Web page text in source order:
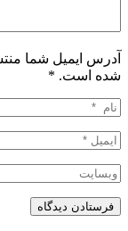
آدرس ایمیل شما
شده است. *